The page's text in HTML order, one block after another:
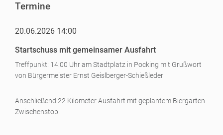
Termine
20.06.2026 14:00
Startschuss mit gemeinsamer Ausfahrt
Treffpunkt: 14:00 Uhr am Stadtplatz in Pocking mit Grußwort
von Bürgermeister Ernst Geislberger-Schießleder
Anschließend 22 Kilometer Ausfahrt mit geplantem Biergarten-
Zwischenstop.